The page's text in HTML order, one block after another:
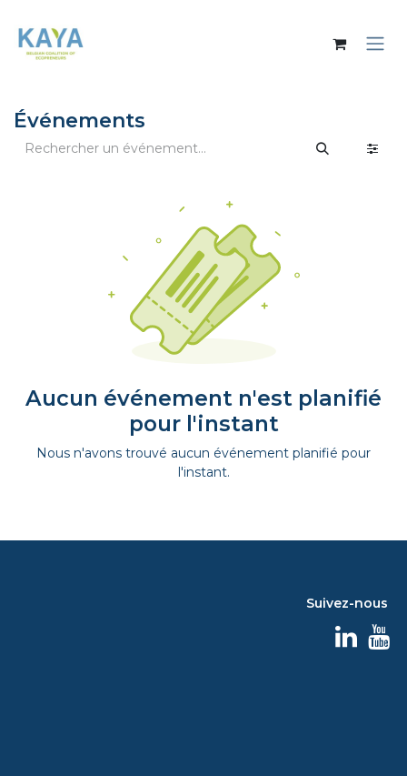
Événements
Aucun événement n'est planifié
pour l'instant
Nous n'avons trouvé aucun événement planifié pour
l'instant.
Suivez-nous